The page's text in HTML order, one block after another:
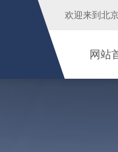
欢迎来到 北
网站